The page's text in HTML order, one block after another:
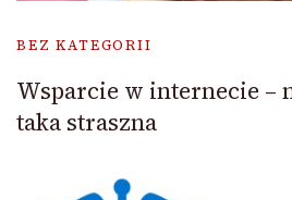
BEZ KATEGORII
Wsparcie w internecie –
taka straszna